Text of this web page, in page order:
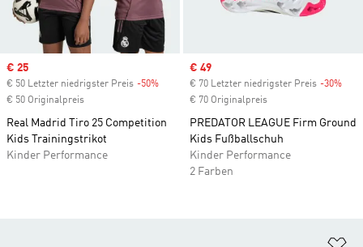
Sale price
€ 25
€ 50 Letzter niedrigster Preis -50% Discount
€ 50 Originalpreis
Real Madrid Tiro 25 Competition
Kids Trainingstrikot
Kinder Performance
Sale price
€ 49
€ 70 Letzter niedrigster Preis -30%
€ 70 Originalpreis
PREDATOR LEAGUE Firm Ground
Kids Fußballschuh
Kinder Performance
2 Farben